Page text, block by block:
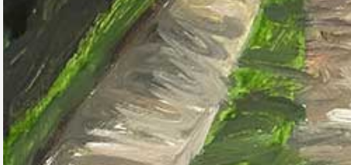
Artistes
De A à Z